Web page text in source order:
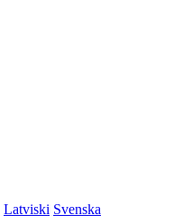
Latviski Svenska